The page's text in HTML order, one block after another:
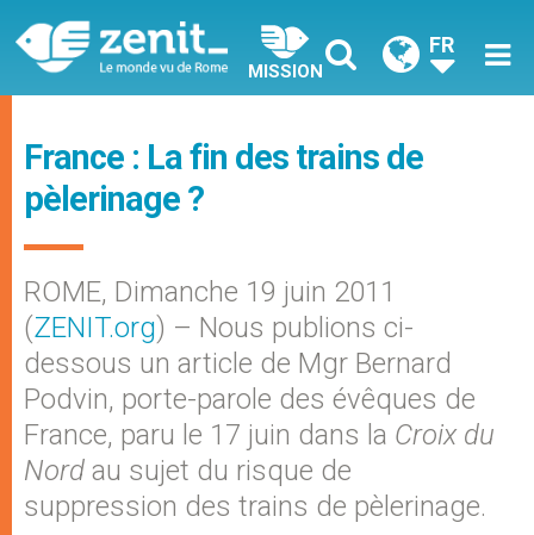
MISSION
FR
France : La fin des trains de
pèlerinage ?
ROME, Dimanche 19 juin 2011
(ZENIT.org) – Nous publions ci-
dessous un article de Mgr Bernard
Podvin, porte-parole des évêques de
France, paru le 17 juin dans la Croix du
Nord au sujet du risque de
suppression des trains de pèlerinage.